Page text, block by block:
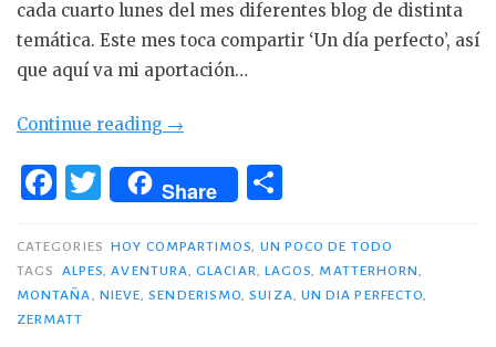
cada cuarto lunes del mes diferentes blog de distinta
temática. Este mes toca compartir ‘Un día perfecto’, así
que aquí va mi aportación…
Continue reading «Hoy
‘Un
perfecto’»
→
F
c
e
b
T
w
it
te
Share
m
p
CATEGORIES HOY COMPARTIMOS
UN POCO DE TODO
TAGS
ALPES ,AVENTURA ,GLACIAR LAGOS MATTERHORN
MONTAÑA
NIEVE ,SENDERISMO ,SUIZA UN DIA PERFECTO
ZERMATT